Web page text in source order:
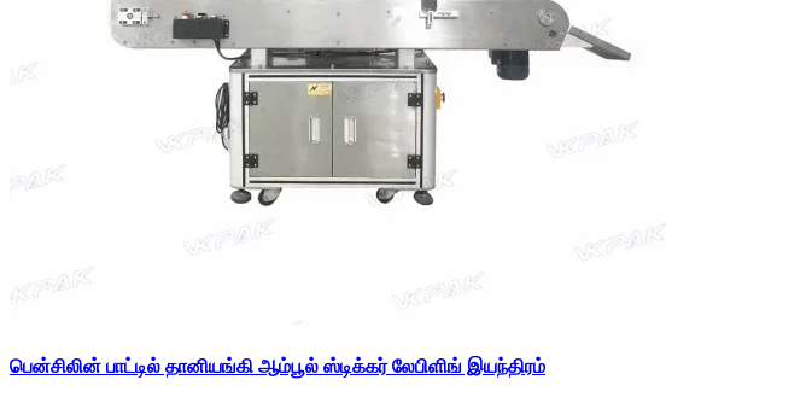
பென்சிலின் பாட்டில் தானியங்கி ஆம்பூல் ஸ்டிக்கர் லேபிளிங் இயந்திரம்